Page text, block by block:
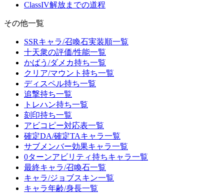
ClassIV解放までの道程
その他一覧
SSRキャラ/召喚石実装順一覧
十天衆の評価/性能一覧
かばう/ダメカ持ち一覧
クリア/マウント持ち一覧
ディスペル持ち一覧
追撃持ち一覧
トレハン持ち一覧
刻印持ち一覧
アビコピー対応表一覧
確定DA/確定TAキャラ一覧
サブメンバー効果キャラ一覧
0ターンアビリティ持ちキャラ一覧
最終キャラ/召喚石一覧
キャラ/ジョブスキン一覧
キャラ年齢/身長一覧